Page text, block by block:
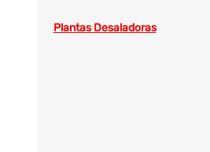
Plantas Desaladoras